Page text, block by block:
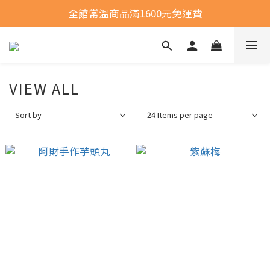
全館常溫商品滿1600元免運費
全館常溫商品滿1600元免運費
選購商品運費問題
VIEW ALL
Sort by 24 Items per page